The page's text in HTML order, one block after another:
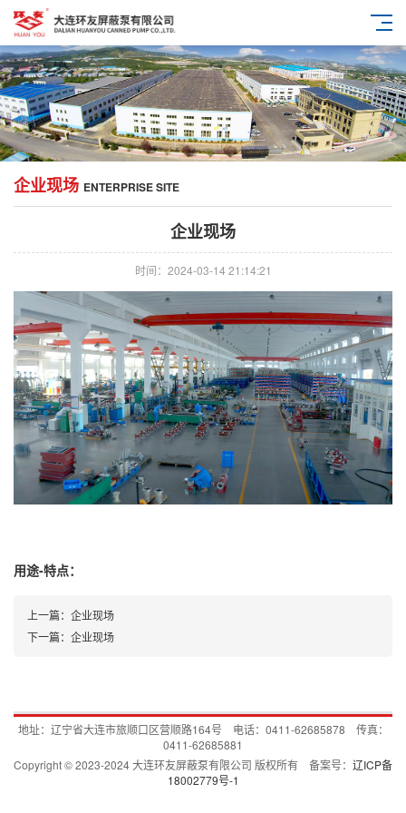
企业现场 ENTERPRISE SITE
企业现场
时间：2024-03-14 21:14:21
用途-特点：
上一篇：企业现场
下一篇：企业现场
地址：辽宁省大连市旅顺口区营顺路164号 电话：0411-62685878 传真：
0411-62685881
Copyright © 2023-2024 大连环友屏蔽泵有限公司 版权所有 备案号： 辽ICP备
18002779号-1